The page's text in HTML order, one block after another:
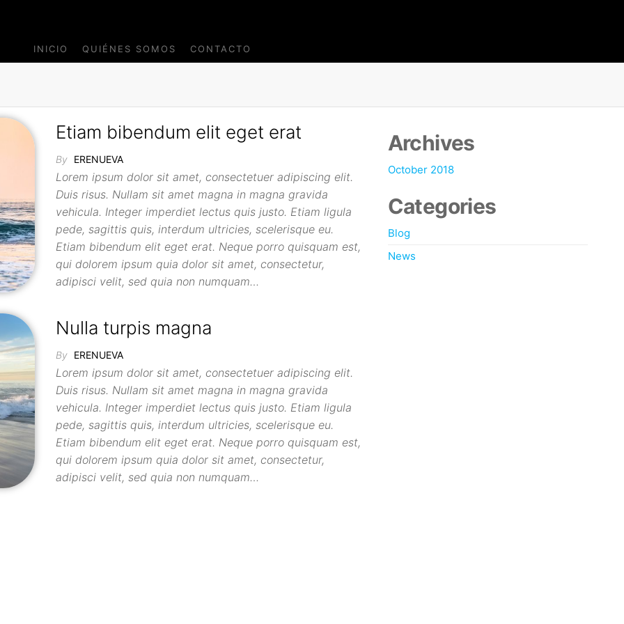
INICIO QUIÉNES SOMOS CONTACTO
Etiam bibendum elit eget erat
By ERENUEVA
Lorem ipsum dolor sit amet, consectetuer adipiscing elit.
Duis risus. Nullam sit amet magna in magna gravida
vehicula. Integer imperdiet lectus quis justo. Etiam ligula
pede, sagittis quis, interdum ultricies, scelerisque eu.
Etiam bibendum elit eget erat. Neque porro quisquam est,
qui dolorem ipsum quia dolor sit amet, consectetur,
adipisci velit, sed quia non numquam…
Nulla turpis magna
By ERENUEVA
Lorem ipsum dolor sit amet, consectetuer adipiscing elit.
Duis risus. Nullam sit amet magna in magna gravida
vehicula. Integer imperdiet lectus quis justo. Etiam ligula
pede, sagittis quis, interdum ultricies, scelerisque eu.
Etiam bibendum elit eget erat. Neque porro quisquam est,
qui dolorem ipsum quia dolor sit amet, consectetur,
adipisci velit, sed quia non numquam…
Archives
October 2018
Categories
Blog
News